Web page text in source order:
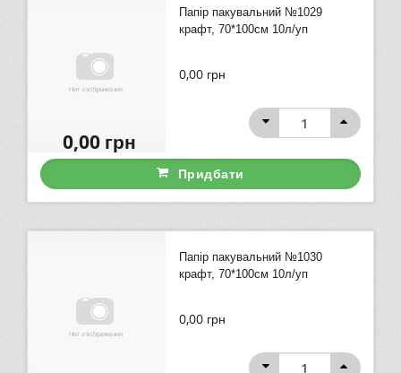
Папір пакувальний №1029
крафт, 70*100см 10л/уп
0,00 грн
0,00грн
Придбати
Папір пакувальний №1030
крафт, 70*100см 10л/уп
0,00 грн